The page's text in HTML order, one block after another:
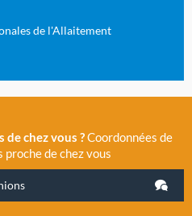
de l'Allaitement
de l’Allaitement, un
par LLL France.
de chez vous ?Coordonnées de
proche de chez vous